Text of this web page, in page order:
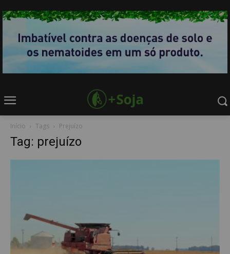
Início Tags Prejuízo
Tag: prejuízo